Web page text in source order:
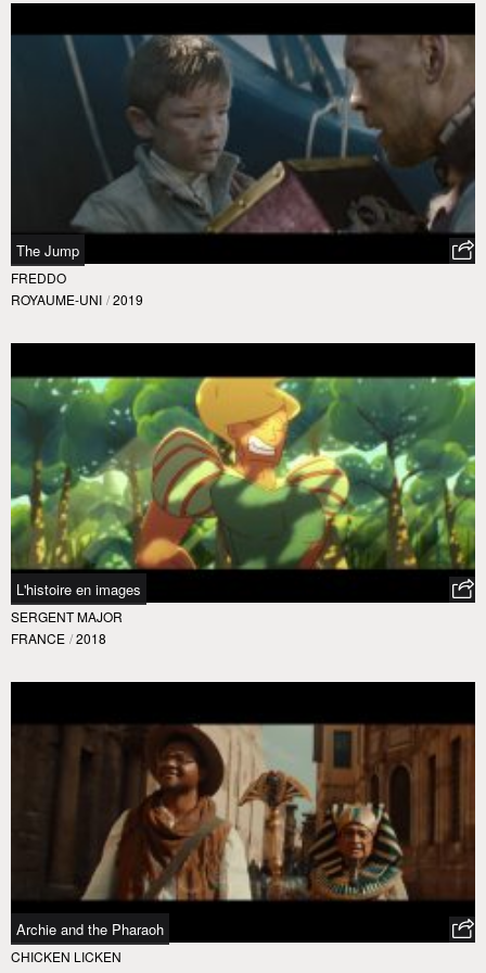
The Jump
FREDDO
ROYAUME-UNI / 2019
L'histoire en images
SERGENT MAJOR
FRANCE / 2018
Archie and the Pharaoh
CHICKEN LICKEN